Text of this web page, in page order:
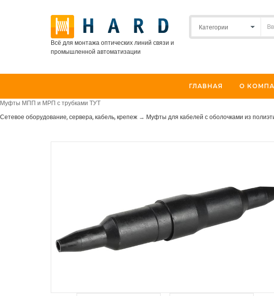
Всё для монтажа оптических линий связи и
промышленной автоматизации
ГЛАВНАЯ О
Муфты МПП и МРП с трубками ТУТ
Сетевое оборудование, сервера, кабель, крепеж → Муфты для кабелей с оболочками из